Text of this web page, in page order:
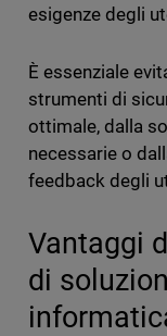
esigenze degli
È essenziale
strumenti di
ottimale, dalla
necessarie o
feedback degli
Vantaggi
di